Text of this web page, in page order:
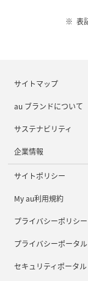
表
サイトマップ
au ブランドについて
サステナビリティ
企業情報
サイトポリシー
My au利用規約
プライバシーポリシー
プライバシーポータル
セキュリティポータル